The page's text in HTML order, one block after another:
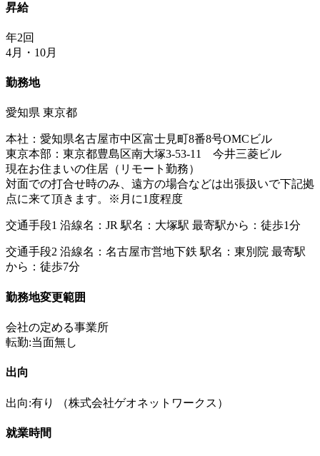
昇給
年2回
4月・10月
勤務地
愛知県 東京都
本社：愛知県名古屋市中区富士見町8番8号OMCビル
東京本部：東京都豊島区南大塚3-53-11 今井三菱ビル
現在お住まいの住居（リモート勤務）
対面での打合せ時のみ、遠方の場合などは出張扱いで下記拠
点に来て頂きます。※月に1度程度
交通手段1 沿線名：JR 駅名：大塚駅 最寄駅から：徒歩1分
交通手段2 沿線名：名古屋市営地下鉄 駅名：東別院 最寄駅
から：徒歩7分
勤務地変更範囲
会社の定める事業所
転勤:当面無し
出向
出向:有り （株式会社ゲオネットワークス）
就業時間